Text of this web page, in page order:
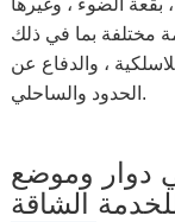
بقعة الضوء ، وغيرها
مختلفة بما في ذلك
، والدفاع عن
الحدود والساحلي.
دوار وموضع
الشاقة